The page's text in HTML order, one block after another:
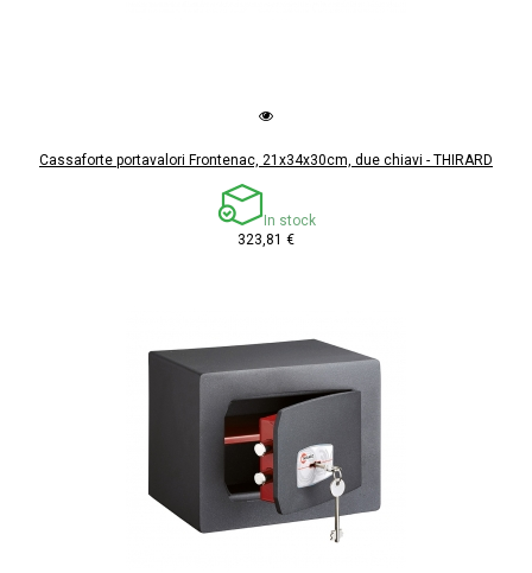
Cassaforte portavalori Frontenac, 21x34x30cm, due chiavi - THIRARD
In stock
323,81 €